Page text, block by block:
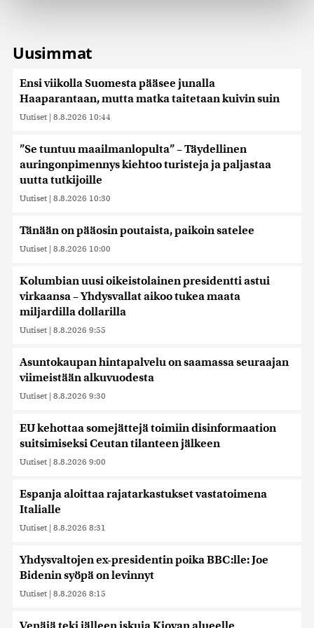
jaamme sosiaalisen median, mainosalan ja analytiikka-
sivustoamme. Kumppanimme voivat yhdistää näitä
tietoja muihin tietoihin, joita olet antanut heille tai joita on
saatetaan myös siirtää ulkomaille.
Uusimmat
Ensi viikolla Suomesta pääsee junalla
Haaparantaan, mutta matka taitetaan kuivin suin
Uutiset | 8.8.2026 10:44
”Se tuntuu maailmanlopulta” – Täydellinen
auringonpimennys kiehtoo turisteja ja paljastaa
uutta tutkijoille
Uutiset | 8.8.2026 10:30
Tänään on pääosin poutaista, paikoin satelee
Uutiset | 8.8.2026 10:00
Kolumbian uusi oikeistolainen presidentti astui
virkaansa – Yhdysvallat aikoo tukea maata
miljardilla dollarilla
Uutiset | 8.8.2026 9:55
Asuntokaupan hintapalvelu on saamassa seuraajan
viimeistään alkuvuodesta
Uutiset | 8.8.2026 9:30
EU kehottaa somejättejä toimiin disinformaation
suitsimiseksi Ceutan tilanteen jälkeen
Uutiset | 8.8.2026 9:00
Espanja aloittaa rajatarkastukset vastatoimena
Italialle
Uutiset | 8.8.2026 8:31
Yhdysvaltojen ex-presidentin poika BBC:lle: Joe
Bidenin syöpä on levinnyt
Uutiset | 8.8.2026 8:15